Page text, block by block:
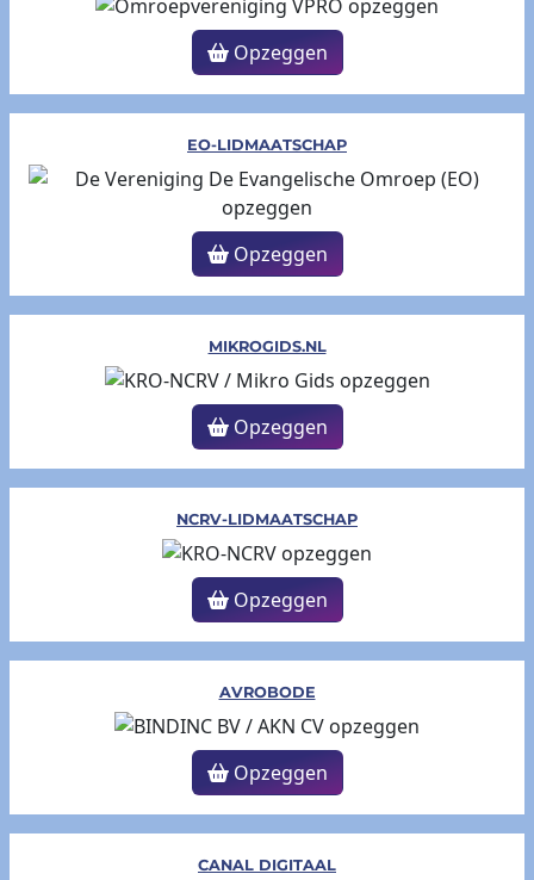
Opzeggen
EO-LIDMAATSCHAP
Opzeggen
MIKROGIDS.NL
Opzeggen
NCRV-LIDMAATSCHAP
Opzeggen
AVROBODE
Opzeggen
CANAL DIGITAAL